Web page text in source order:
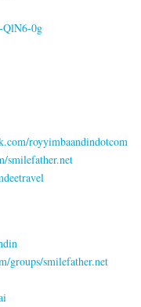
QlN6-0g
royyimbaandindotcom
smilefather.net
groups/smilefather.net